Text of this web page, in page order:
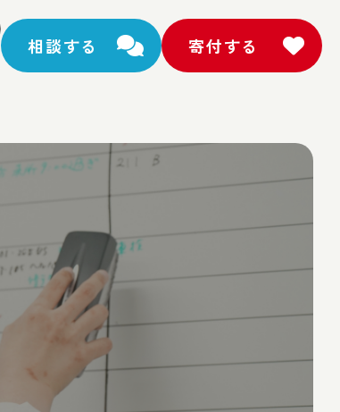
相談する 寄付する